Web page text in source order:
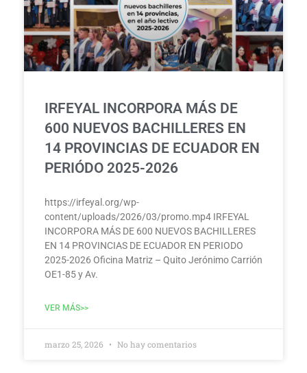
IRFEYAL INCORPORA MÁS DE
600 NUEVOS BACHILLERES EN
14 PROVINCIAS DE ECUADOR EN
PERIÓDO 2025-2026
https://irfeyal.org/wp-
content/uploads/2026/03/promo.mp4 IRFEYAL
INCORPORA MÁS DE 600 NUEVOS BACHILLERES
EN 14 PROVINCIAS DE ECUADOR EN PERIODO
2025-2026 Oficina Matriz – Quito Jerónimo Carrión
OE1-85 y Av.
VER MÁS>>
marzo 25, 2026 No hay comentarios